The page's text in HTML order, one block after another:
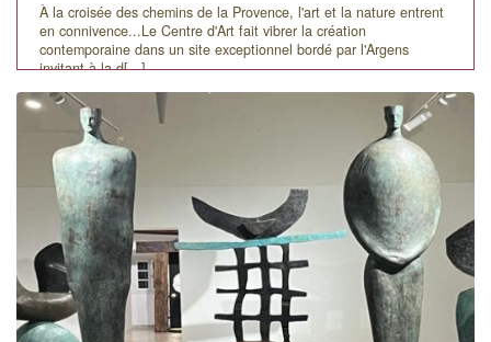
À la croisée des chemins de la Provence, l'art et la nature entrent
en connivence...Le Centre d'Art fait vibrer la création
contemporaine dans un site exceptionnel bordé par l'Argens
invitant à la d[...]